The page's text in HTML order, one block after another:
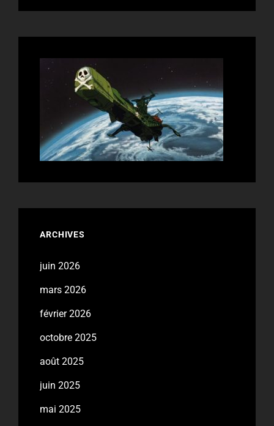
ARCHIVES
juin 2026
mars 2026
février 2026
octobre 2025
août 2025
juin 2025
mai 2025